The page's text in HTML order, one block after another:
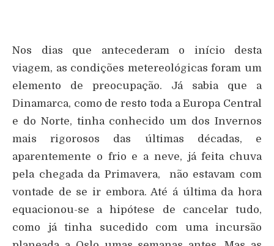
Nos dias que antecederam o início desta
viagem, as condições metereológicas foram um
elemento de preocupação. Já sabia que a
Dinamarca, como de resto toda a Europa Central
e do Norte, tinha conhecido um dos Invernos
mais rigorosos das últimas décadas, e
aparentemente o frio e a neve, já feita chuva
pela chegada da Primavera, não estavam com
vontade de se ir embora. Até á última da hora
equacionou-se a hipótese de cancelar tudo,
como já tinha sucedido com uma incursão